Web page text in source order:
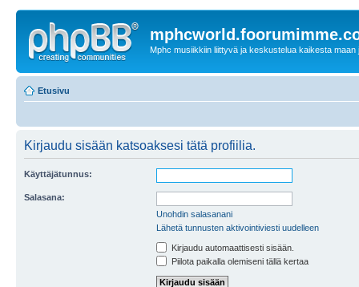
Mphc musiikkiin liittyvä ja keskustelua kaikesta maan
Etusivu
Kirjaudu sisään katsoaksesi tätä profiilia.
Käyttäjätunnus:
Salasana:
Unohdin salasanani
Lähetä tunnusten aktivointiviesti uudelleen
Kirjaudu automaattisesti sisään.
Piilota paikalla olemiseni tällä kertaa